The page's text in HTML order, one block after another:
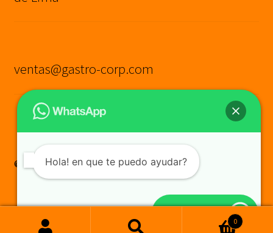
ventas@gastro-corp.com
© GASTRO CORP SAC
Construido con WooCommerce.
0
Hola! en que te puedo ayudar?